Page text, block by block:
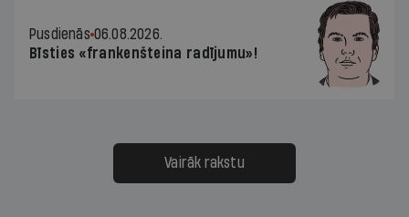
Pusdienās 06.08.2026.
Bīsties «frankenšteina radījumu»!
Vairāk rakstu